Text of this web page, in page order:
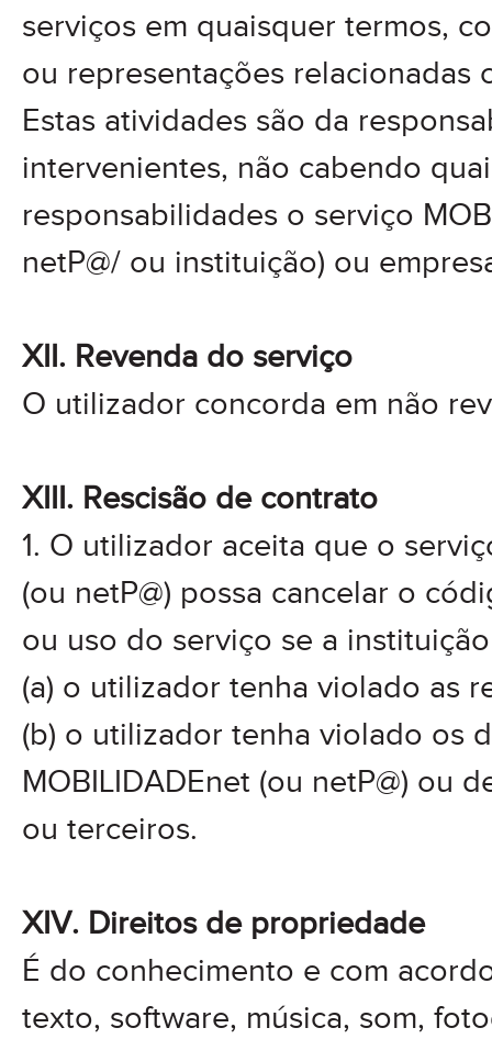
serviços em quaisquer termos,
ou representações relacionadas
Estas atividades são da
intervenientes, não cabendo
responsabilidades o serviço
netP@/ ou instituição) ou
XII. Revenda do serviço
O utilizador concorda em não
XIII. Rescisão de contrato
1. O utilizador aceita que o
(ou netP@) possa cancelar o
ou uso do serviço se a
(a) o utilizador tenha violado as
(b) o utilizador tenha violado os
MOBILIDADEnet (ou netP@) ou
ou terceiros.
XIV. Direitos de propriedade
É do conhecimento e com
texto, software, música, som,